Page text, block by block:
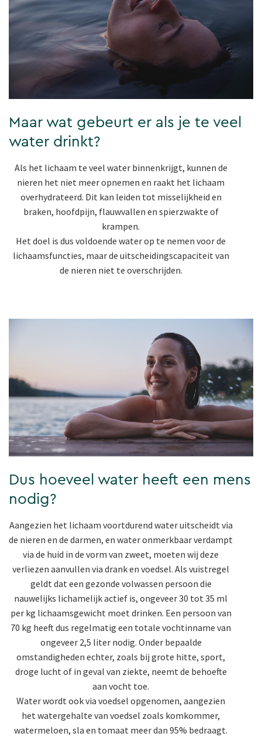
Maar wat gebeurt er als je te veel
water drinkt?
Als het lichaam te veel water binnenkrijgt, kunnen de
nieren het niet meer opnemen en raakt het lichaam
overhydrateerd. Dit kan leiden tot misselijkheid en
braken, hoofdpijn, flauwvallen en spierzwakte of
krampen.
Het doel is dus voldoende water op te nemen voor de
lichaamsfuncties, maar de uitscheidingscapaciteit van
de nieren niet te overschrijden.
Dus hoeveel water heeft een mens
nodig?
Aangezien het lichaam voortdurend water uitscheidt via
de nieren en de darmen, en water onmerkbaar verdampt
via de huid in de vorm van zweet, moeten wij deze
verliezen aanvullen via drank en voedsel. Als vuistregel
geldt dat een gezonde volwassen persoon die
nauwelijks lichamelijk actief is, ongeveer 30 tot 35 ml
per kg lichaamsgewicht moet drinken. Een persoon van
70 kg heeft dus regelmatig een totale vochtinname van
ongeveer 2,5 liter nodig. Onder bepaalde
omstandigheden echter, zoals bij grote hitte, sport,
droge lucht of in geval van ziekte, neemt de behoefte
aan vocht toe.
Water wordt ook via voedsel opgenomen, aangezien
het watergehalte van voedsel zoals komkommer,
watermeloen, sla en tomaat meer dan 95% bedraagt.